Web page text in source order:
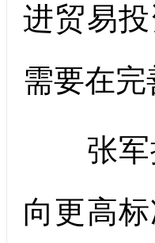
进贸易
需要在
张军提
向更高